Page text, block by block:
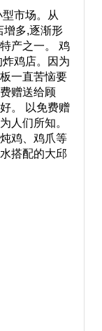
市场。从
增多,逐渐形
产之一。 鸡
鸡店。因为
一直苦恼要
赠送给顾
。 以免费赠
人们所知。
鸡、鸡爪等
搭配的大邱